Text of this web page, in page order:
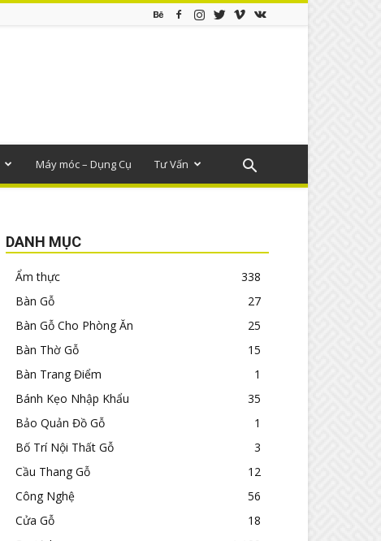
Máy móc – Dụng Cụ Tư Vấn
DANH MỤC
Ẩm thực
338
Bàn Gỗ
27
Bàn Gỗ Cho Phòng Ăn
25
Bàn Thờ Gỗ
15
Bàn Trang Điểm
1
Bánh Kẹo Nhập Khẩu
35
Bảo Quản Đồ Gỗ
1
Bố Trí Nội Thất Gỗ
3
Cầu Thang Gỗ
12
Công Nghệ
56
Cửa Gỗ
18